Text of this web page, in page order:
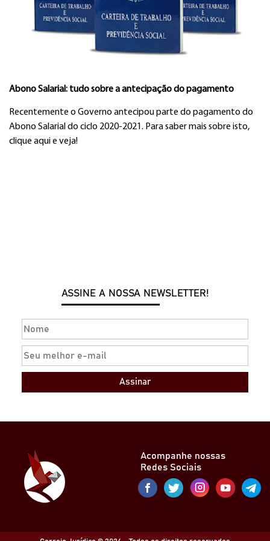
Abono Salarial: tudo sobre a antecipação do pagamento
Recentemente o Governo antecipou parte do pagamento do
Abono Salarial do ciclo 2020-2021. Para saber mais sobre isto,
clique aqui e veja!
ASSINE A NOSSA NEWSLETTER!
Assinar
Acompanhe nossas
Redes Sociais